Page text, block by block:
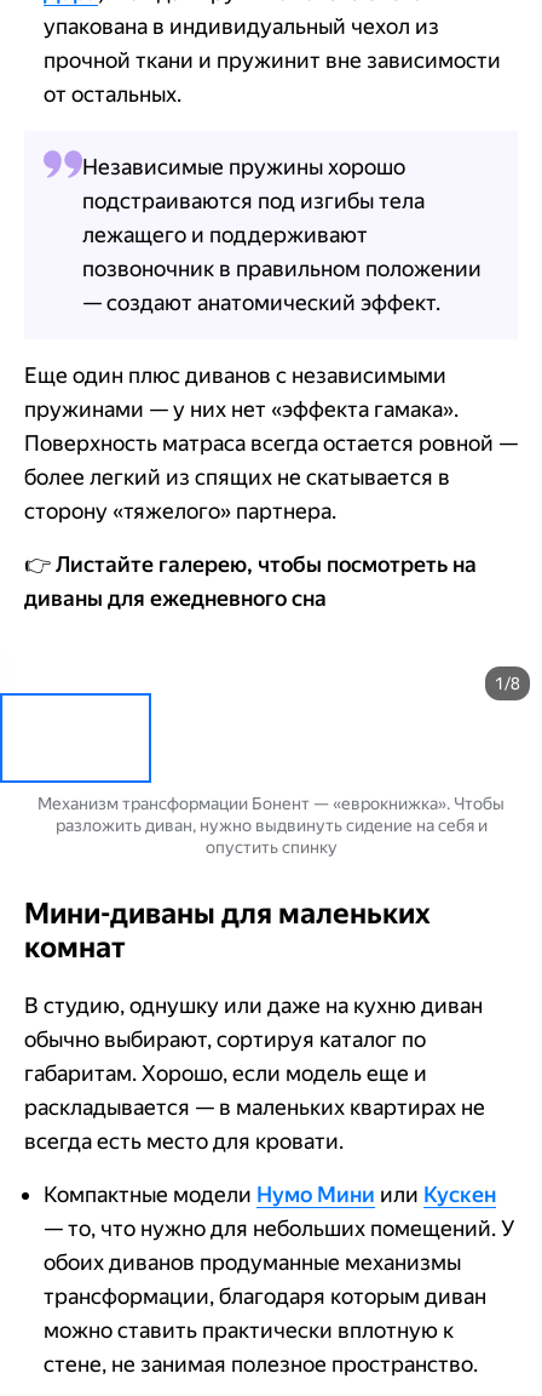
упакована в индивидуальный чехол из
прочной ткани и пружинит вне зависимости
от остальных.
Независимые пружины хорошо
подстраиваются под изгибы тела
лежащего и поддерживают
позвоночник в правильном положении
— создают анатомический эффект.
Еще один плюс диванов с независимыми
пружинами — у них нет «эффекта гамака».
Поверхность матраса всегда остается ровной —
более легкий из спящих не скатывается в
сторону «тяжелого» партнера.
👉 Листайте галерею, чтобы посмотреть на
диваны для ежедневного сна
1/8
Механизм трансформации Бонент — «еврокнижка». Чтобы
разложить диван, нужно выдвинуть сидение на себя и
опустить спинку
Мини-диваны для маленьких
комнат
В студию, однушку или даже на кухню диван
обычно выбирают, сортируя каталог по
габаритам. Хорошо, если модель еще и
раскладывается — в маленьких квартирах не
всегда есть место для кровати.
Компактные модели Нумо Мини или Кускен
— то, что нужно для небольших помещений. У
обоих диванов продуманные механизмы
трансформации, благодаря которым диван
можно ставить практически вплотную к
стене, не занимая полезное пространство.